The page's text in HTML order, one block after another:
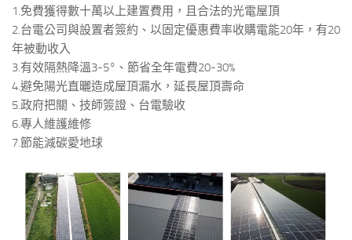
1.免費獲得數十萬以上建置費用，且合法的光電屋頂
2.台電公司與設置者簽約、以固定優惠費率收購電能20年，有20
年被動收入
3.有效隔熱降溫3-5°、節省全年電費20-30%
4.避免陽光直曬造成屋頂漏水，延長屋頂壽命
5.政府把關、技師簽證、台電驗收
6.專人維護維修
7.節能減碳愛地球